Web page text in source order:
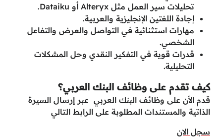
تحليلات سير العمل مثل Alteryx أو Dataiku.
إجادة اللغتين الإنجليزية والعربية.
مهارات استثنائية في التواصل والعرض والتفاعل
الشخصي.
قدرات قوية في التفكير النقدي وحل المشكلات
التحليلية.
كيف تقدم على وظائف البنك العربي؟
قدم الأن على وظائف البنك العربي عبر إرسال السيرة
الذاتية والمستندات المطلوبة على الرابط التالي
سجل الان